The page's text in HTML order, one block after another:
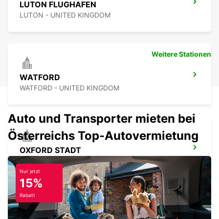
LUTON FLUGHAFEN
LUTON - UNITED KINGDOM
WATFORD
WATFORD - UNITED KINGDOM
OXFORD STADT
OXFORD - UNITED KINGDOM
Weitere Stationen
Auto und Transporter mieten bei
Österreichs Top-Autovermietung
Nur jetzt
15%
Rabatt